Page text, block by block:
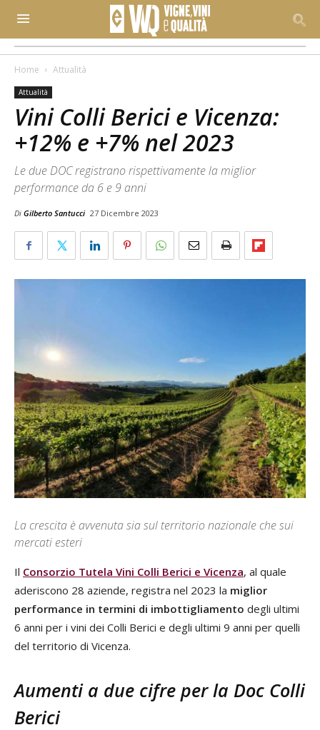
Home Attualità
Attualità
Vini Colli Berici e Vicenza:
+12% e +7% nel 2023
Le due DOC registrano rispettivamente la miglior
performance da 6 e 9 anni
Di Gilberto Santucci 27 Dicembre 2023
La crescita è avvenuta sia sul territorio nazionale che sui
mercati esteri
Il Consorzio Tutela Vini Colli Berici e Vicenza, al quale
aderiscono 28 aziende, registra nel 2023 la miglior
performance in termini di imbottigliamento degli ultimi
6 anni per i vini dei Colli Berici e degli ultimi 9 anni per quelli
del territorio di Vicenza.
Aumenti a due cifre per la Doc Colli
Berici